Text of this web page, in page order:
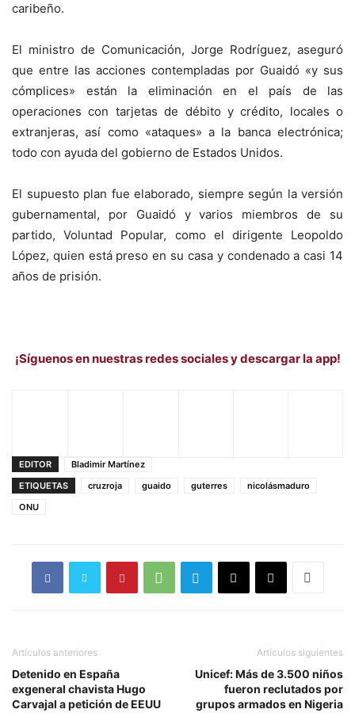
caribeño.
El ministro de Comunicación, Jorge Rodríguez, aseguró
que entre las acciones contempladas por Guaidó «y sus
cómplices» están la eliminación en el país de las
operaciones con tarjetas de débito y crédito, locales o
extranjeras, así como «ataques» a la banca electrónica;
todo con ayuda del gobierno de Estados Unidos.
El supuesto plan fue elaborado, siempre según la versión
gubernamental, por Guaidó y varios miembros de su
partido, Voluntad Popular, como el dirigente Leopoldo
López, quien está preso en su casa y condenado a casi 14
años de prisión.
¡Síguenos en nuestras redes sociales y descargar la app!
EDITOR
Bladimir Martínez
ETIQUETAS
cruzroja guaido guterres
nicolásmaduro
ONU
Artículos anteriores
Detenido en España
exgeneral chavista Hugo
Carvajal a petición de EEUU
Artículos siguientes
Unicef: Más de 3.500 niños
fueron reclutados por
grupos armados en Nigeria